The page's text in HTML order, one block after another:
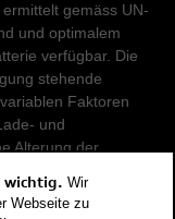
gemäss UN-
und optimalem
verfügbar. Die
stehende
Faktoren
und
Alterung der
wichtig. Wir
Webseite zu